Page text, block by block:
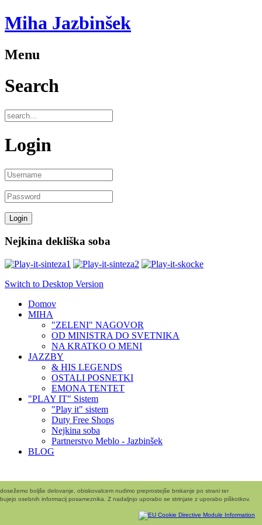
Miha Jazbinšek
Menu
Search
Login
Nejkina dekliška soba
Switch to Desktop Version
Domov
MIHA
"ZELENI" NAGOVOR
OD MINISTRA DO SVETNIKA
NA KRATKO O MENI
JAZZBY
& HIS LEGENDS
OSTALI POSNETKI
EMONA TENTET
"PLAY IT" Sistem
"Play it" sistem
Duty Free Shops
Nejkina soba
Partnerstvo Meblo - Jazbinšek
BLOG
boljše delovanje, obiskovalcem nudimo preprostejše brskanje po strani ter
osebnih informacij posameznika. Z nadaljnjo uporabo se strinjate z uporabo piškotkov.